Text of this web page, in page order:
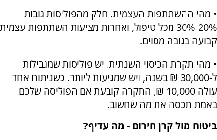
• מהי ההשתתפות העצמית. חלק מהפוליסות גובות
20%-30% מכל טיפול, ואחרות מציעות השתתפות עצמית
קבועה בגובה מסוים.
• מהי תקרת הכיסוי השנתית. יש פוליסות שמגבילות
ל-30,000 ₪ בשנה, ויש שמגיעות ליותר. כשניתוח אחד
עולה 10,000 ₪, התקרה קובעת אם הפוליסה שלכם
באמת תכסה את מה שחשוב.
ביטוח מול קרן חירום - מה עדיף?